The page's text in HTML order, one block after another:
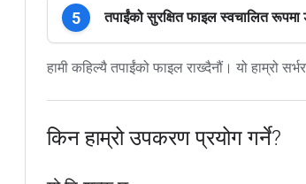
तपाईंको सुरक्षित फाइल स्वचालित
हामी कहिल्यै तपाईंको फाइल राख्दैनौं। यो हाम्रो
किन हाम्रो उपकरण प्रयोग गर्ने?